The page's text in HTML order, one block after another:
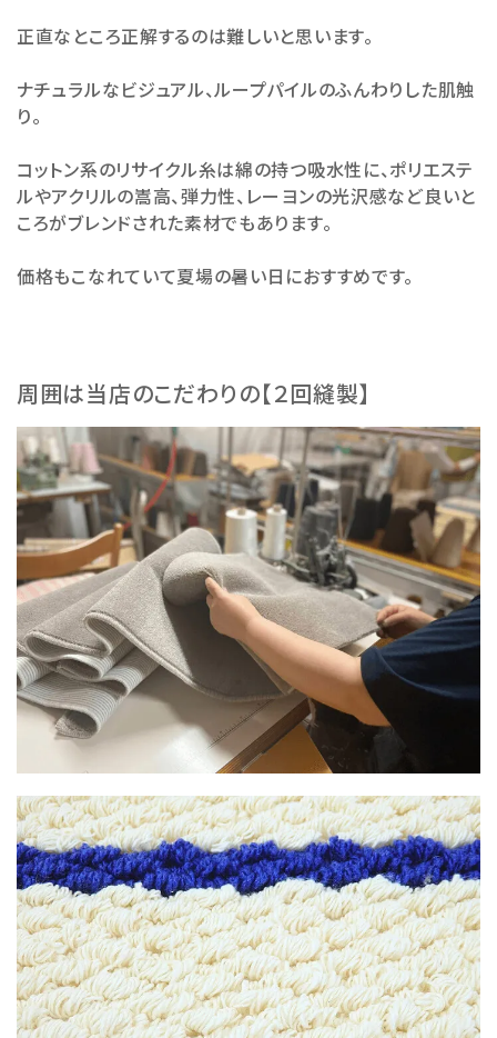
正直なところ正解するのは難しいと思います。
ナチュラルなビジュアル、ループパイルのふんわりした肌触
り。
コットン系のリサイクル糸は綿の持つ吸水性に、ポリエステ
ルやアクリルの嵩高、弾力性、レーヨンの光沢感など良いと
ころがブレンドされた素材でもあります。
価格もこなれていて夏場の暑い日におすすめです。
周囲は当店のこだわりの【２回縫製】